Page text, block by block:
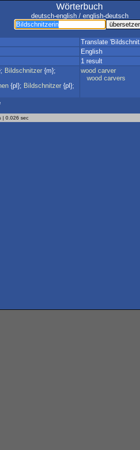
Wörterbuch
deutsch-english / english-deutsch
Translate
English
1 result
Bildschnitzer {m};
{pl}; Bildschnitzer {pl};
wood carver
wood carvers
| 0.026 sec